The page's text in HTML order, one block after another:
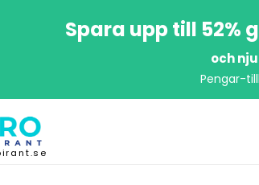
Spara upp till 52%
och
Pengar-